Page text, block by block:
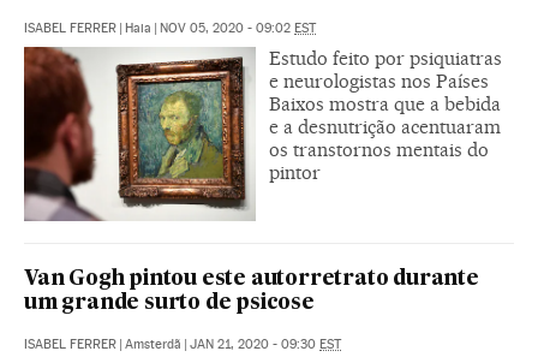
ISABEL FERRER Haia NOV 05, 2020 - 09:02 EST
Estudo feito por psiquiatras
e neurologistas nos Países
Baixos mostra que a bebida
e a desnutrição acentuaram
os transtornos mentais do
pintor
Van Gogh pintou este autorretrato durante
um grande surto de psicose
ISABEL FERRER Amsterdã JAN 21, 2020 - 09:30 EST